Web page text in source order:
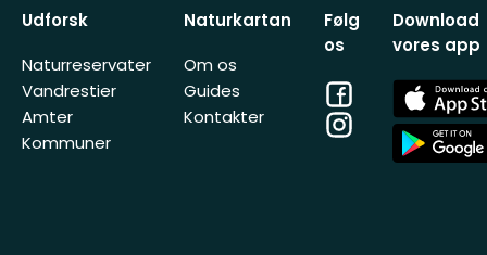
Udforsk
Naturreservater
Vandrestier
Amter
Kommuner
Naturkartan
Om os
Guides
Kontakter
Følg
os
Facebook
Instagram
Download
vores app
App
Store
App
Store